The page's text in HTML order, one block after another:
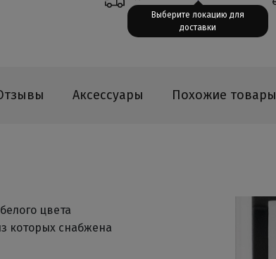
Аксессуары Похожие товары
цвета
которых снабжена
Выберите локацию для
доставки